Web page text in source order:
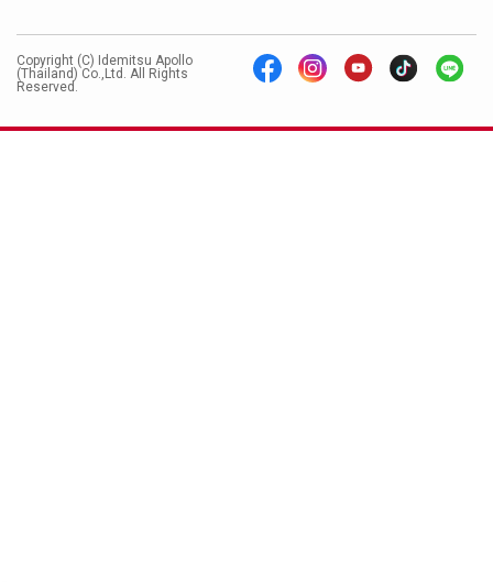
Copyright (C) Idemitsu Apollo
(Thailand) Co.,Ltd. All Rights
Reserved.